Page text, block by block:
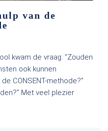
van de
kwam de vraag: ”Zouden
ook kunnen
CONSENT-methode?"
Met veel plezier